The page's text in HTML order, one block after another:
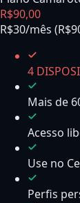
R$90,00
R$30/mês
4
Mais de
Acesso
Use no
Perfis